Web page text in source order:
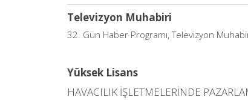
Televizyon Muhabiri
32. Gün Haber Programı, Televizyon
Yüksek Lisans
HAVACILIK İŞLETMELERİNDE